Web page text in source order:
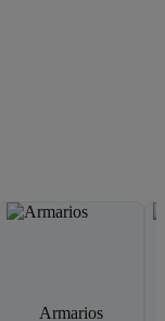
Armarios